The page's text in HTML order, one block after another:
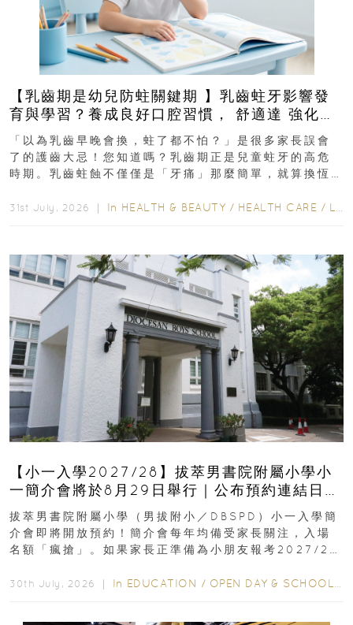
【乳齒期是幼兒防蛀關鍵期 】乳齒蛀牙影響發
育與學習？養成良好口腔習慣， 舒適達 強化琺
瑯質 兒童牙膏防護指南
「以為乳齒早晚會換，蛀了都不怕？」是很多家長誤會
了的護齒大忌！您知道嗎？乳齒期正是兒童蛀牙的高危
時期。乳齒蛀蝕不僅僅是「牙痛」那麼簡單，就算換恆
31st July, 2026 ｜ In HEALTH & BEAUTY / HEALTH CARE / LIFESTYLE
【小一入學2027/28】拔萃男書院附屬小學小
一簡介會將於8月29日舉行｜公布預約連結日期
｜更設有網上重溫
拔萃男書院附屬小學（男拔附小／DBSPD）小一入學簡
介會即將開放預約！簡介會每年均備受家長關注，入場
名額「瘋搶」。如果家長正準備為小朋友報考2027/28
30th July, 2026 ｜ In EDUCATION / OPEN DAY & SCHOOL EVENTS